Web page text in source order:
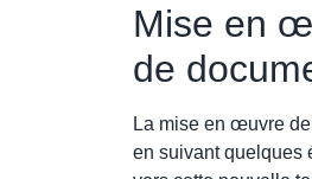
Mise en
de
La mise en œuvre
en suivant quelques